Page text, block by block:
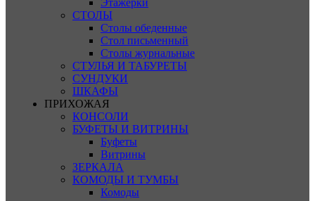
Этажерки
СТОЛЫ
Столы обеденные
Стол письменный
Столы журнальные
СТУЛЬЯ И ТАБУРЕТЫ
СУНДУКИ
ШКАФЫ
ПРИХОЖАЯ
КОНСОЛИ
БУФЕТЫ И ВИТРИНЫ
Буфеты
Витрины
ЗЕРКАЛА
КОМОДЫ И ТУМБЫ
Комоды